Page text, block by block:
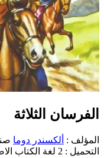
الفرسان الثلاثة
المؤلف : ألكسندر دوما
التحميل : 2
لغة الكتاب